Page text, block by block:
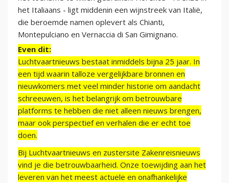
het Italiaans - ligt middenin een wijnstreek van Italië,
die beroemde namen oplevert als Chianti,
Montepulciano en Vernaccia di San Gimignano.
Even dit:
Luchtvaartnieuws bestaat inmiddels bijna 25 jaar. In
een tijd waarin talloze vergelijkbare bronnen en
nieuwkomers met veel minder historie om aandacht
schreeuwen, is het belangrijk om betrouwbare
platforms te hebben die niet alleen nieuws brengen,
maar ook perspectief en verhalen die er echt toe
doen.
Bij Luchtvaartnieuws en zustersite Zakenreisnieuws
vind je die betrouwbaarheid. Onze toewijding aan het
leveren van het meest actuele en onafhankelijke